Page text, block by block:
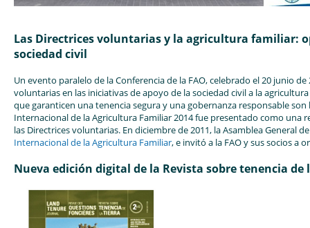
Las Directrices voluntarias y la agricultura familiar:
sociedad civil
Un evento paralelo de la Conferencia de la FAO, celebrado el 20 junio
voluntarias en las iniciativas de apoyo de la sociedad civil a la
que garanticen una tenencia segura y una gobernanza responsable
Internacional de la Agricultura Familiar 2014 fue presentado como
las Directrices voluntarias. En diciembre de 2011, la Asamblea General
Internacional de la Agricultura Familiar, e invitó a la FAO y sus socios a
Nueva edición digital de la Revista sobre tenencia de